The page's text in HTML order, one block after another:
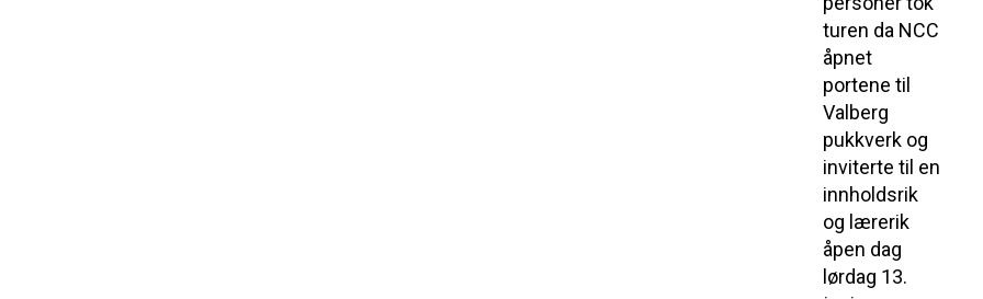
turen da NCC
åpnet
portene til
Valberg
pukkverk og
inviterte til en
innholdsrik
og lærerik
åpen dag
lørdag 13.